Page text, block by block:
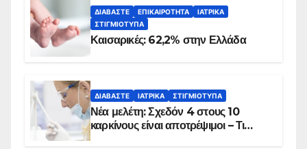
ΔΙΑΒΆΣΤΕ ΕΠΙΚΑΙΡΌΤΗΤΑ
ΙΑΤΡΙΚΆ
ΣΤΙΓΜΙΌΤΥΠΑ
Καισαρικές: 62,2% στην Ελλάδα
ΔΙΑΒΆΣΤΕ ΙΑΤΡΙΚΆ ΣΤΙΓΜΙΌΤΥΠΑ
Νέα μελέτη: Σχεδόν 4 στους 10
καρκίνους είναι αποτρέψιμοι – Τι